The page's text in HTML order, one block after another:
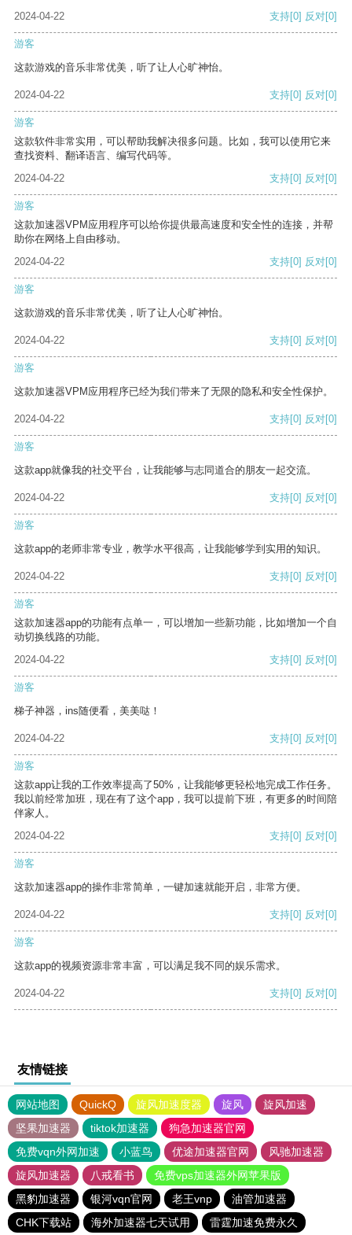
2024-04-22
支持[0] 反对[0]
游客
这款游戏的音乐非常优美，听了让人心旷神怡。
2024-04-22 支持[0] 反对[0]
游客
这款软件非常实用，可以帮助我解决很多问题。比如，我可以使用它来
查找资料、翻译语言、编写代码等。
2024-04-22
支持[0] 反对[0]
游客
这款加速器VPM应用程序可以给你提供最高速度和安全性的连接，并帮
助你在网络上自由移动。
2024-04-22
支持[0] 反对[0]
游客
这款游戏的音乐非常优美，听了让人心旷神怡。
2024-04-22 支持[0] 反对[0]
游客
这款加速器VPM应用程序已经为我们带来了无限的隐私和安全性保护。
2024-04-22 支持[0] 反对[0]
游客
这款app就像我的社交平台，让我能够与志同道合的朋友一起交流。
2024-04-22 支持[0] 反对[0]
游客
这款app的老师非常专业，教学水平很高，让我能够学到实用的知识。
2024-04-22 支持[0] 反对[0]
游客
这款加速器app的功能有点单一，可以增加一些新功能，比如增加一个自
动切换线路的功能。
2024-04-22
支持[0] 反对[0]
游客
梯子神器，ins随便看，美美哒！
2024-04-22 支持[0] 反对[0]
游客
这款app让我的工作效率提高了50%，让我能够更轻松地完成工作任务。
我以前经常加班，现在有了这个app，我可以提前下班，有更多的时间陪
伴家人。
2024-04-22
支持[0] 反对[0]
游客
这款加速器app的操作非常简单，一键加速就能开启，非常方便。
2024-04-22 支持[0] 反对[0]
游客
这款app的视频资源非常丰富，可以满足我不同的娱乐需求。
2024-04-22 支持[0] 反对[0]
友情链接
网站地图 QuickQ 旋风加速度器 旋风
旋风加速
坚果加速器
tiktok加速器
狗急加速器官网
免费vqn外网加速
小蓝鸟 优途加速器官网
风驰加速器
旋风加速器
八戒看书
免费vps加速器外网苹果版
黑豹加速器
银河vqn官网 老王vnp
油管加速器
CHK下载站
海外加速器七天试用 雷霆加速免费永久